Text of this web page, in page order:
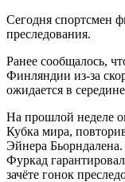
Сегодня спортсмен
преследования.
Ранее сообщалось,
Финляндии из-за
ожидается в
На прошлой неделе
Кубка мира,
Эйнера
Фуркад
зачёте гонок